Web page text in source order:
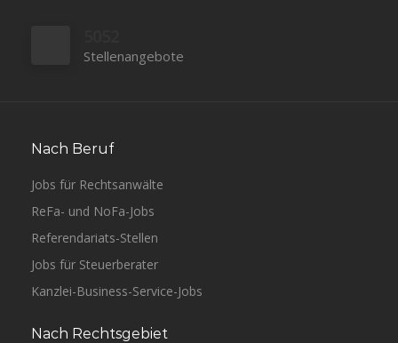
Stellenangebote
Nach Beruf
Jobs für Rechtsanwälte
ReFa- und NoFa-Jobs
Referendariats-Stellen
Jobs für Steuerberater
Kanzlei-Business-Service-Jobs
Nach Rechtsgebiet